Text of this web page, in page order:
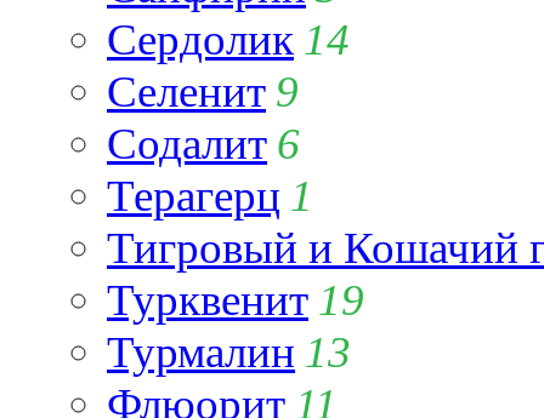
Сердолик 14
Селенит 9
Содалит 6
Терагерц 1
Тигровый и Кошачий
Турквенит 19
Турмалин 13
Флюорит 11